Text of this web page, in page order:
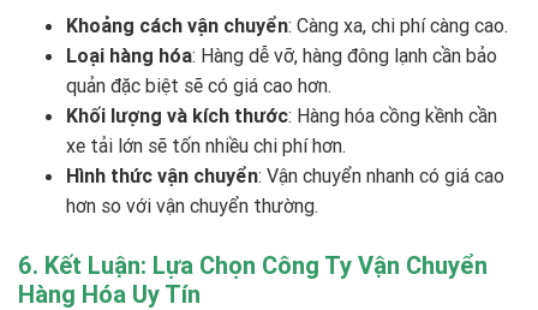
Khoảng cách vận chuyển: Càng xa, chi phí càng cao.
Loại hàng hóa: Hàng dễ vỡ, hàng đông lạnh cần bảo
quản đặc biệt sẽ có giá cao hơn.
Khối lượng và kích thước: Hàng hóa cồng kềnh cần
xe tải lớn sẽ tốn nhiều chi phí hơn.
Hình thức vận chuyển: Vận chuyển nhanh có giá cao
hơn so với vận chuyển thường.
6. Kết Luận: Lựa Chọn Công Ty Vận Chuyển
Hàng Hóa Uy Tín